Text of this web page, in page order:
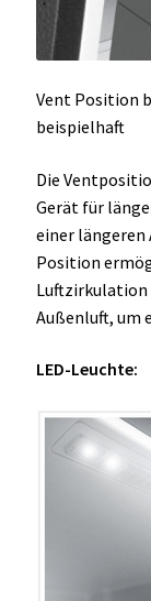
Vent Position
beispielhaft
Die
Gerät für
einer längeren
Position
Luftzirkulation
Außenluft, um
LED-Leuchte: